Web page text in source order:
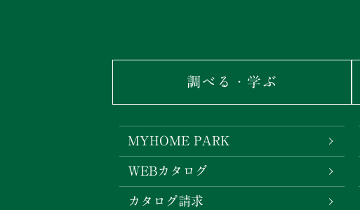
調べる・学ぶ
MYHOME PARK
WEBカタログ
カタログ請求